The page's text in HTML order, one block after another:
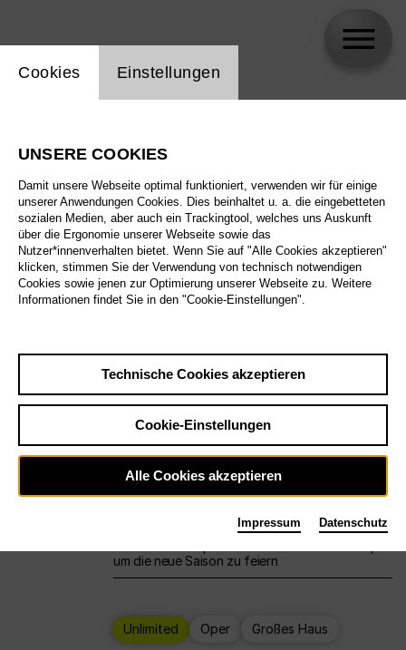
Alle Sparten
Alle Spielstätten
Alle Merkmale
Sa29.8.
Großes Haus
12:00 Eröffnungswochenende
um die neue Saison zu feiern
Unlimited Oper Großes Haus
Einstellung Website Cookie
Cookies Einstellungen
UNSERE COOKIES
Damit unsere Webseite optimal funktioniert, verwenden wir für einige
unserer Anwendungen Cookies. Dies beinhaltet u. a. die eingebetteten
sozialen Medien, aber auch ein Trackingtool, welches uns Auskunft
über die Ergonomie unserer Webseite sowie das
Nutzer*innenverhalten bietet. Wenn Sie auf "Alle Cookies akzeptieren"
klicken, stimmen Sie der Verwendung von technisch notwendigen
Cookies sowie jenen zur Optimierung unserer Webseite zu. Weitere
Informationen findet Sie in den "Cookie-Einstellungen".
Technische Cookies akzeptieren
Cookie-Einstellungen
Alle Cookies akzeptieren
Impressum Datenschutz